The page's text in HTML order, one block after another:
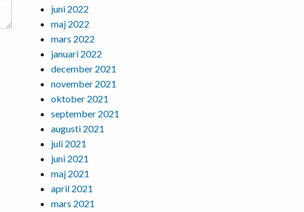
juni 2022
maj 2022
mars 2022
januari 2022
december 2021
november 2021
oktober 2021
september 2021
augusti 2021
juli 2021
juni 2021
maj 2021
april 2021
mars 2021